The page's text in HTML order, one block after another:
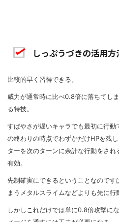
しっぷうづきの活用方
比較的早く習得できる。
威力が通常時に比べ0.8倍に落ちてし
る特技。
すばやさが遅いキャラでも最初に行
の終わりの時点でわずかだけHPを残
ターを次のターンに余計な行動をさ
有効。
先制確実にできるということなのです
まうメタルスライムなどよりも先に行
しかしこれだけでは単に0.8倍攻撃に